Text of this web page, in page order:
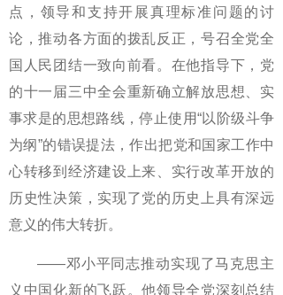
点，领导和支持开展真理标准问题的讨
论，推动各方面的拨乱反正，号召全党全
国人民团结一致向前看。在他指导下，党
的十一届三中全会重新确立解放思想、实
事求是的思想路线，停止使用“以阶级斗争
为纲”的错误提法，作出把党和国家工作中
心转移到经济建设上来、实行改革开放的
历史性决策，实现了党的历史上具有深远
意义的伟大转折。
——邓小平同志推动实现了马克思主
义中国化新的飞跃。他领导全党深刻总结